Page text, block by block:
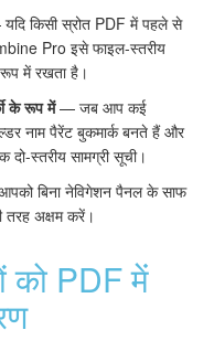
किसी स्रोत PDF में पहले से
Pro इसे फाइल-स्तरीय
में रखता है।
के रूप में— जब आप कई
नाम पैरेंट बुकमार्क बनते हैं और
स्तरीय सामग्री सूची।
बिना नेविगेशन पैनल के साफ
तरह अक्षम करें।
को PDF में